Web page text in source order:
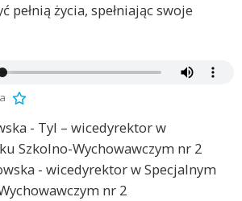
pełnią życia, spełniając swoje
- Tyl – wicedyrektor w
Szkolno-Wychowawczym nr 2
- wicedyrektor w Specjalnym
nr 2